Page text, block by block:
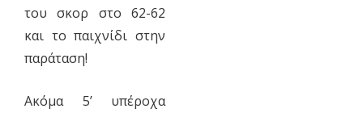
του σκορ στο 62-62
και το παιχνίδι στην
παράταση!
Ακόμα 5’ υπέροχα